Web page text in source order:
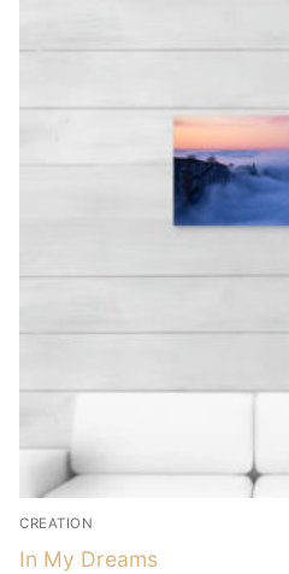
CREATION
In My Dreams